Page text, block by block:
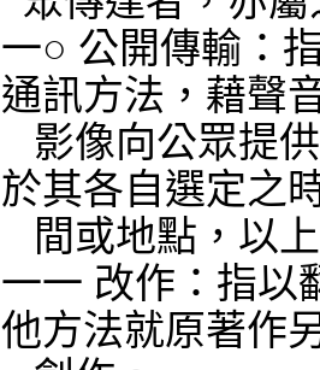
一○ 公開傳輸：
通訊方法，藉聲
影像向公眾提
於其各自選定之
間或地點，以
一一 改作：指以
他方法就原著作